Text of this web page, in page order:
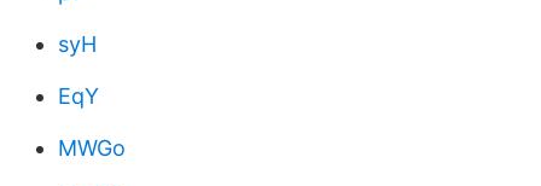
syH
EqY
MWGo